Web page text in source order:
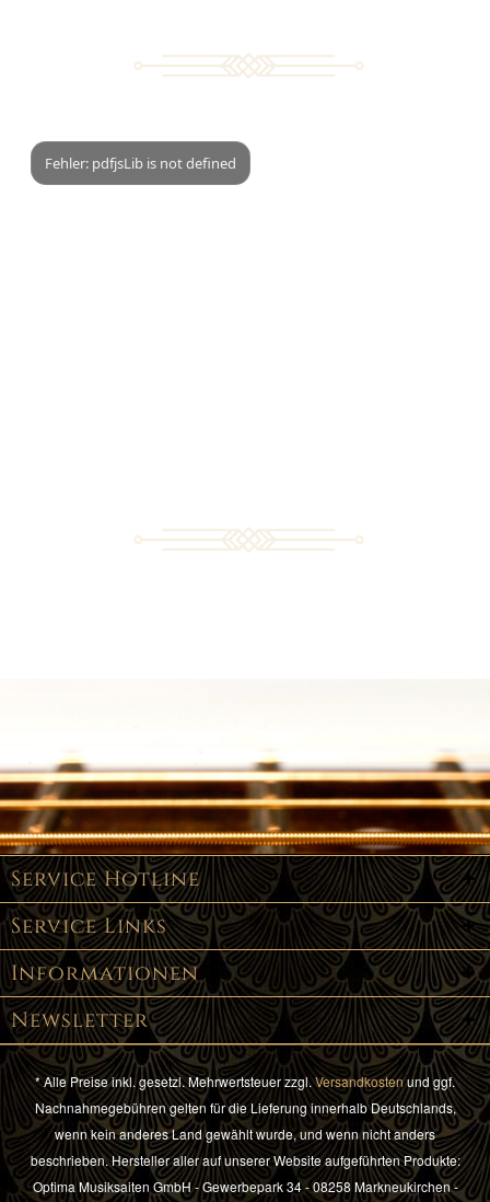
Service Hotline
Service Links
Informationen
Newsletter
* Alle Preise inkl. gesetzl. Mehrwertsteuer zzgl.Versandkostenund ggf.
Nachnahmegebühren gelten für die Lieferung innerhalb Deutschlands,
wenn kein anderes Land gewählt wurde, und wenn nicht anders
beschrieben. Hersteller aller auf unserer Website aufgeführten Produkte:
Optima Musiksaiten GmbH - Gewerbepark 34 - 08258 Markneukirchen -